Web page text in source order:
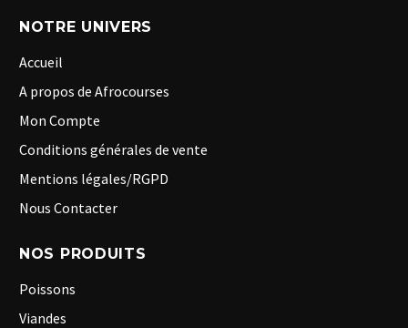
NOTRE UNIVERS
Accueil
A propos de Afrocourses
Mon Compte
Conditions générales de vente
Mentions légales/RGPD
Nous Contacter
NOS PRODUITS
Poissons
Viandes